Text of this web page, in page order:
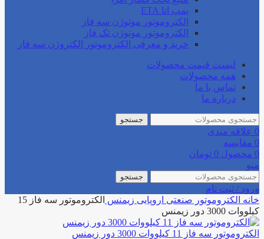
پمپ اتا ETA
الکتروموتور موتوژن سه فاز
الکتروموتور موتوژن تک فاز
خرید و معرفی الکتروموتور الکتروژن سه فاز
لیست قیمت محصولات
همه محصولات
تماس با ما
درباره ما
جستجو
0 علاقه مندی
0 مقایسه
0 محصول 0 تومان
منو
جستجو
ورود / ثبت نام
خانه الکتروموتور صنعتی اروپایی زیمنس
الکتروموتور سه فاز 15
کیلووات 3000 دور زیمنس
الکتروموتور سه فاز 11 کیلووات 3000 دور زیمنس